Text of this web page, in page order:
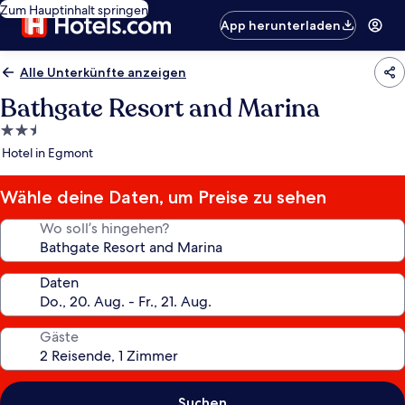
Zum Hauptinhalt springen
App herunterladen
Alle Unterkünfte anzeigen
Bathgate Resort and Marina
2.5-
Sterne-
Hotel in Egmont
Wähle deine Daten, um Preise zu sehen
Wo soll’s hingehen?
Daten
Gäste